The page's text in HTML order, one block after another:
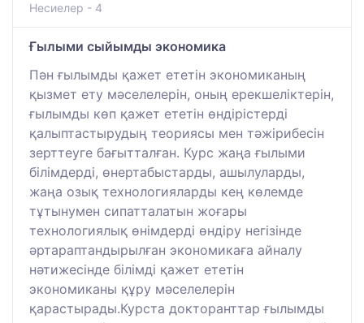
Несиелер - 4
Ғылыми сыйымды экономика
Пән ғылымды қажет ететін экономиканың
қызмет ету мәселелерін, оның ерекшеліктерін,
ғылымды көп қажет ететін өндірістерді
қалыптастырудың теориясы мен тәжірибесін
зерттеуге бағытталған. Курс жаңа ғылыми
білімдерді, өнертабыстарды, ашылуларды,
жаңа озық технологияларды кең көлемде
тұтынумен сипатталатын жоғары
технологиялық өнімдерді өндіру негізінде
әртараптандырылған экономикаға айналу
нәтижесінде білімді қажет ететін
экономиканы құру мәселелерін
қарастырады.Курста докторанттар ғылымды